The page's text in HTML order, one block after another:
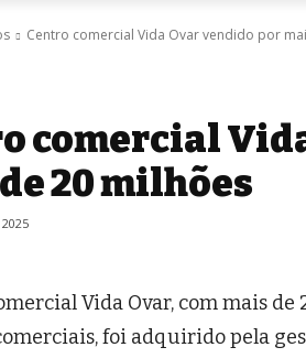
Centro comercial Vida Ovar vendido por
comercial
20 milhões
Vida Ovar, com mais
foi adquirido pela